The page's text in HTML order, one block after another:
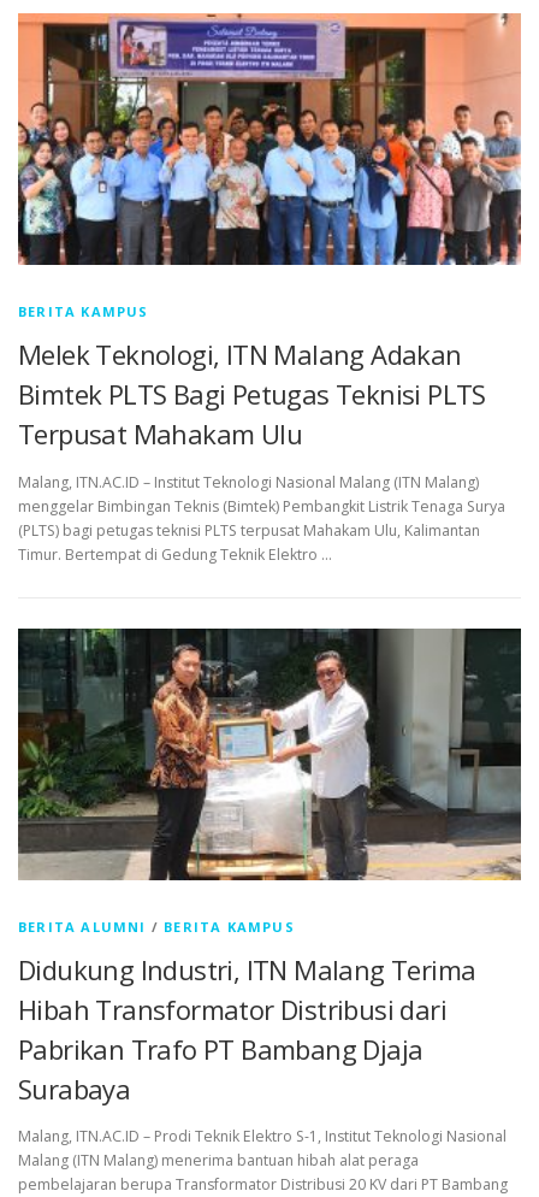
BERITA KAMPUS
Melek Teknologi, ITN Malang Adakan
Bimtek PLTS Bagi Petugas Teknisi PLTS
Terpusat Mahakam Ulu
Malang, ITN.AC.ID – Institut Teknologi Nasional Malang (ITN Malang)
menggelar Bimbingan Teknis (Bimtek) Pembangkit Listrik Tenaga Surya
(PLTS) bagi petugas teknisi PLTS terpusat Mahakam Ulu, Kalimantan
Timur. Bertempat di Gedung Teknik Elektro …
BERITA ALUMNI / BERITA KAMPUS
Didukung Industri, ITN Malang Terima
Hibah Transformator Distribusi dari
Pabrikan Trafo PT Bambang Djaja
Surabaya
Malang, ITN.AC.ID – Prodi Teknik Elektro S-1, Institut Teknologi Nasional
Malang (ITN Malang) menerima bantuan hibah alat peraga
pembelajaran berupa Transformator Distribusi 20 KV dari PT Bambang